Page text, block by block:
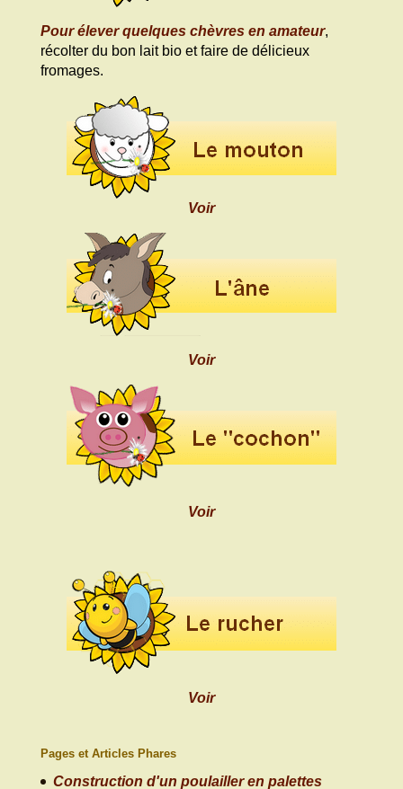
Pour élever quelques chèvres en amateur,
récolter du bon lait bio et faire de délicieux
fromages.
Voir
Voir
Voir
Voir
Pages et Articles Phares
Construction d'un poulailler en palettes